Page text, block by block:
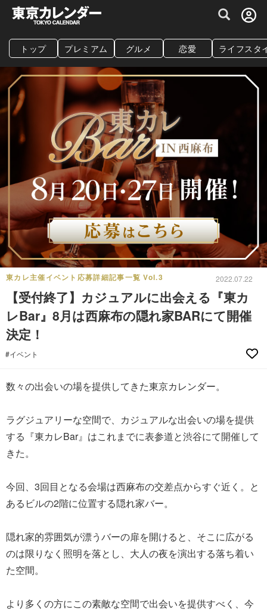
グルメ情報・プレミアムレストラン予約
トップ プレミアム グルメ 恋愛 ライフスタ
東カレ主催イベント応募詳細記事一覧 Vol.3 2022.07.22
【受付終了】カジュアルに出会える『東カ
レBar』8月は西麻布の隠れ家BARにて開催
決定！
#イベント
数々の出会いの場を提供してきた東京カレンダー。
ラグジュアリーな空間で、カジュアルな出会いの場を提供
する『東カレBar』はこれまでに表参道と渋谷にて開催して
きた。
今回、3回目となる会場は西麻布の交差点からすぐ近く。と
あるビルの2階に位置する隠れ家バー。
隠れ家的雰囲気が漂うバーの扉を開けると、そこに広がる
のは限りなく照明を落とし、大人の夜を演出する落ち着い
た空間。
より多くの方にこの素敵な空間で出会いを提供すべく、今